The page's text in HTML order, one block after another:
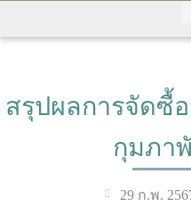
สรุปผลการจัดซื้
กุมภา
29 ก.พ.